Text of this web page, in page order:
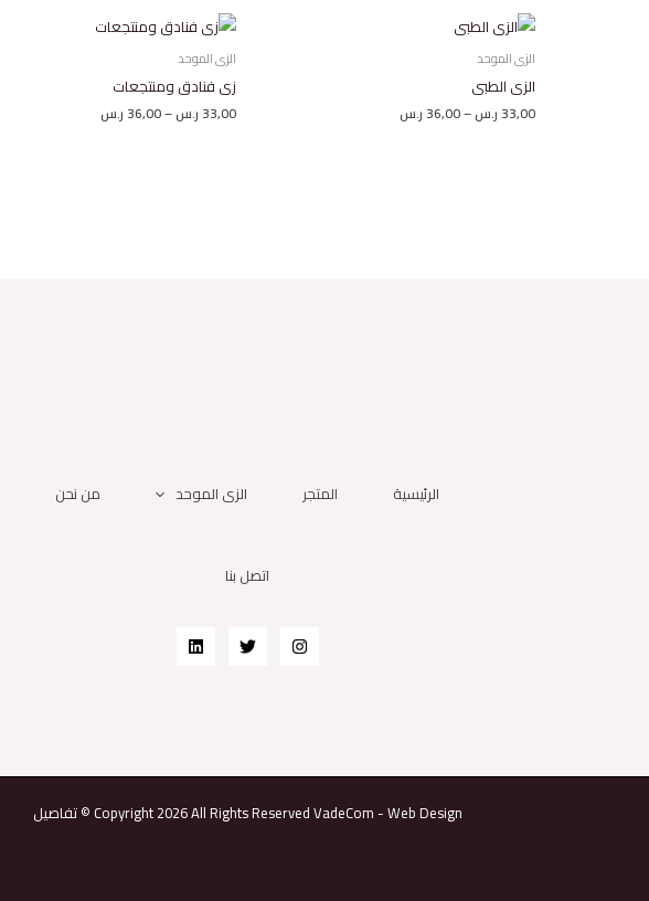
الزى الموحد
الزى الطبى
33,00 ر.س –
36,00 ر.س
الزى الموحد
زى فنادق ومنتجعات
33,00 ر.س–
36,00 ر.س
نطاق
السعر:
الرئيسية المتجر الزى الموحد من نحن
اتصل بنا
تفاصيل © Copyright 2026 All Rights ReservedVadeCom-Web Design